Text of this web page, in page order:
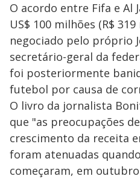
O acordo entre Fifa e Al
US$ 100 milhões (R$
negociado pelo próprio
secretário-geral da
foi posteriormente
futebol por causa de
O livro da jornalista
que "as preocupações
crescimento da receita
foram atenuadas
começaram, em